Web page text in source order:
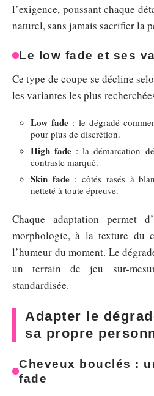
l’exigence, poussant chaque
naturel, sans jamais sacrifier la
Le low fade et ses
Ce type de coupe se décline
les variantes les plus
Low fade : le dégradé
pour plus de discrétion.
High fade : la démarcation
contraste marqué.
Skin fade: côtés rasés à
netteté à toute épreuve.
Chaque adaptation permet
morphologie, à la texture du
l’humeur du moment. Le
un terrain de jeu sur-
standardisée.
Adapter le
sa propre
Cheveux bouclés :
fade